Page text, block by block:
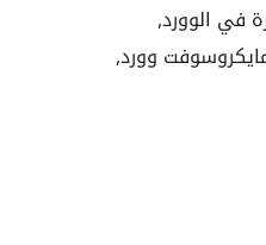
في الوورد,
وورد,